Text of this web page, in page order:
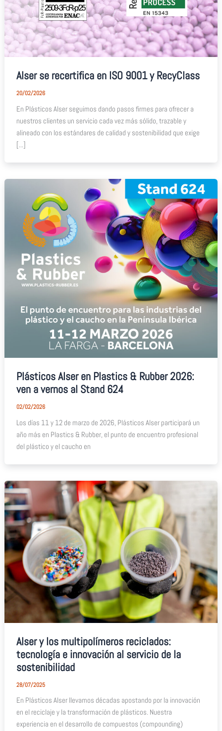
Alser se recertifica en ISO 9001 y RecyClass
20/02/2026
En Plásticos Alser seguimos dando pasos firmes para ofrecer a
nuestros clientes un servicio cada vez más sólido, trazable y
alineado con los estándares de calidad y sostenibilidad que exige
[...]
Plásticos Alser en Plastics & Rubber 2026:
ven a vernos al Stand 624
02/02/2026
Los días 11 y 12 de marzo de 2026, Plásticos Alser participará un
año más en Plastics & Rubber, el punto de encuentro profesional
del plástico y el caucho en
Alser y los multipolímeros reciclados:
tecnología e innovación al servicio de la
sostenibilidad
28/07/2025
En Plásticos Alser llevamos décadas apostando por la innovación
en el reciclaje y la transformación de plásticos. Nuestra
experiencia en el desarrollo de compuestos (compounding)